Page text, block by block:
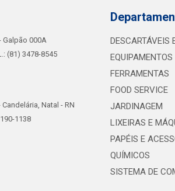
Galpão 000A
(81) 3478-8545
Natal - RN
1138
DESCARTÁVEIS
EQUIPAMENTOS
FERRAMENTAS
FOOD SERVICE
JARDINAGEM
LIXEIRAS E
PAPÉIS E
QUÍMICOS
SISTEMA DE